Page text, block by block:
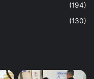
(194)
(130)